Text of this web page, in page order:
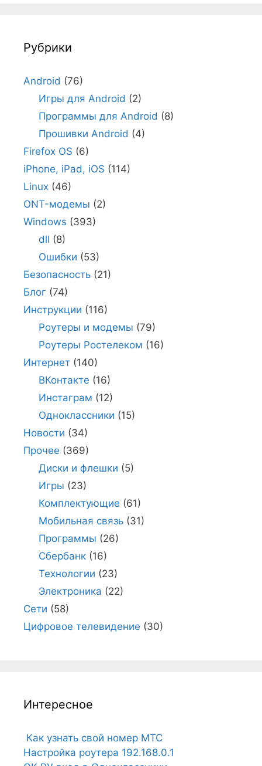
Рубрики
Android (76)
Игры для Android (2)
Программы для Android (8)
Прошивки Android (4)
Firefox OS (6)
iPhone, iPad, iOS (114)
Linux (46)
ONT-модемы (2)
Windows (393)
dll (8)
Ошибки (53)
Безопасность (21)
Блог (74)
Инструкции (116)
Роутеры и модемы (79)
Роутеры Ростелеком (16)
Интернет (140)
ВКонтакте (16)
Инстаграм (12)
Одноклассники (15)
Новости (34)
Прочее (369)
Диски и флешки (5)
Игры (23)
Комплектующие (61)
Мобильная связь(31)
Программы (26)
Сбербанк(16)
Технологии (23)
Электроника (22)
Сети (58)
Цифровое телевидение (30)
Интересное
Как узнать свой номер МТС
Настройка роутера 192.168.0.1